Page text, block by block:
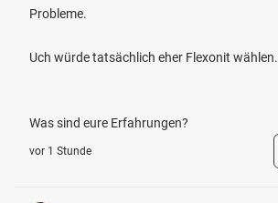
Probleme.
Uch würde tatsächlich eher Flexonit wählen.
Was sind eure Erfahrungen?
vor 1 Stunde